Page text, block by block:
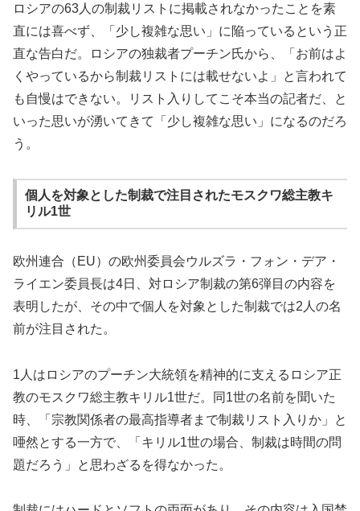
ロシアの63人の制裁リストに掲載されなかったことを素
直には喜べず、「少し複雑な思い」に陥っているという正
直な告白だ。ロシアの独裁者プーチン氏から、「お前はよ
くやっているから制裁リストには載せないよ」と言われて
も自慢はできない。リスト入りしてこそ本当の記者だ、と
いった思いが湧いてきて「少し複雑な思い」になるのだろ
う。
個人を対象とした制裁で注目されたモスクワ総主教キ
リル1世
欧州連合（EU）の欧州委員会ウルズラ・フォン・デア・
ライエン委員長は4日、対ロシア制裁の第6弾目の内容を
表明したが、その中で個人を対象とした制裁では2人の名
前が注目された。
1人はロシアのプーチン大統領を精神的に支えるロシア正
教のモスクワ総主教キリル1世だ。同1世の名前を聞いた
時、「宗教関係者の最高指導者まで制裁リスト入りか」と
唖然とする一方で、「キリル1世の場合、制裁は時間の問
題だろう」と思わざるを得なかった。